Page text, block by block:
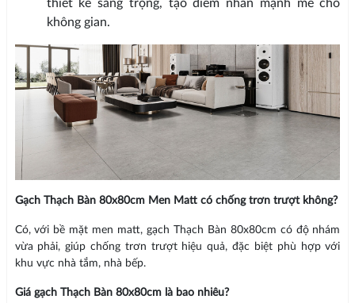
thiết kế sang trọng, tạo điểm nhấn mạnh mẽ cho
không gian.
Gạch Thạch Bàn 80x80cm Men Matt có chống trơn trượt không?
Có, với bề mặt men matt, gạch Thạch Bàn 80x80cm có độ nhám
vừa phải, giúp chống trơn trượt hiệu quả, đặc biệt phù hợp với
khu vực nhà tắm, nhà bếp.
Giá gạch Thạch Bàn 80x80cm là bao nhiêu?